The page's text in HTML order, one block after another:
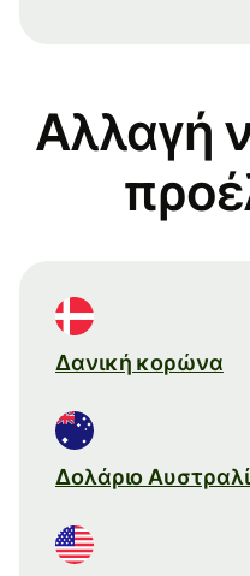
Αλλαγή
Δανική κορώνα
Δολάριο